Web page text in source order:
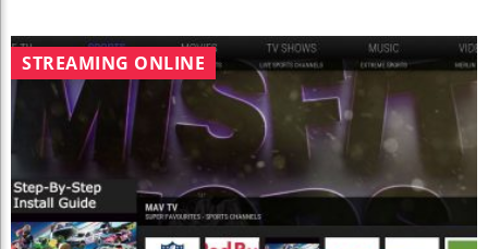
STREAMING ONLINE